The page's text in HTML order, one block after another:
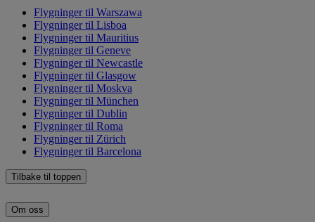
Flygninger til Warszawa
Flygninger til Lisboa
Flygninger til Mauritius
Flygninger til Geneve
Flygninger til Newcastle
Flygninger til Glasgow
Flygninger til Moskva
Flygninger til München
Flygninger til Dublin
Flygninger til Roma
Flygninger til Zürich
Flygninger til Barcelona
Tilbake til toppen
Om oss